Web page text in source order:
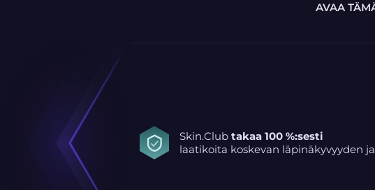
AVAA
Skin.Club takaa 100 %:sesti
laatikoita koskevan läpinäkyvyyden